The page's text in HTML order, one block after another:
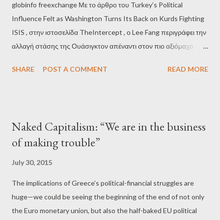
Εσόδων. Υποθέτουμε πως η παράλειψη της μη αναπαραγωγής
της σχετικής καταγγελίας έγινε κατά λάθος και όχι από… δόλο.
Εμμέσως πλην σαφώς ο Γ. Βαρουφάκης απο...
globinfo freexchange Με το άρθρο του Turkey’s Political
Influence Felt as Washington Turns Its Back on Kurds Fighting
ISIS , στην ιστοσελίδα TheIntercept , ο Lee Fang περιγράφει την
αλλαγή στάσης της Ουάσιγκτον απέναντι στον πιο αξιόμαχο
ανταρτών, υπό την πίεση τμήματος του συντηρητικού
κυβερνητικοί αξιωματούχοι στην Ουάσιγκτον, όπως οι πρώην
Δημοκρατικοί νομοθέτες Dick Gephardt και Al Wynn, ο πρώην
Λευκού Οίκου Denny Hastert. Στο λόμπι συμπεριλαμβάνονται η
νομική εταιρία Greenberg Traurig και η εταιρία μιντιακής
στρατηγικής Goldin Solutions. Όπως αποκαλύπτεται στο άρθρο,
SHARE POST A COMMENT READ MORE
Naked Capitalism: “We are in the business
of making trouble”
July 30, 2015
The implications of Greece’s political-financial struggles are
huge—we could be seeing the beginning of the end of not only
the Euro monetary union, but also the half-baked EU political